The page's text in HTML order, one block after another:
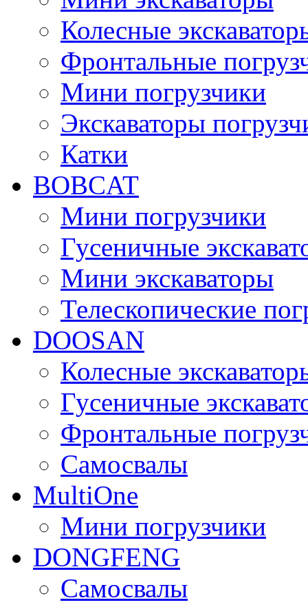
Колесные
Фронтальные
Мини погрузчики
Экскаваторы
Катки
BOBCAT
Мини погрузчики
Гусеничные
Мини экскаваторы
Телескопические
DOOSAN
Колесные
Гусеничные
Фронтальные
Самосвалы
MultiOne
Мини погрузчики
DONGFENG
Самосвалы